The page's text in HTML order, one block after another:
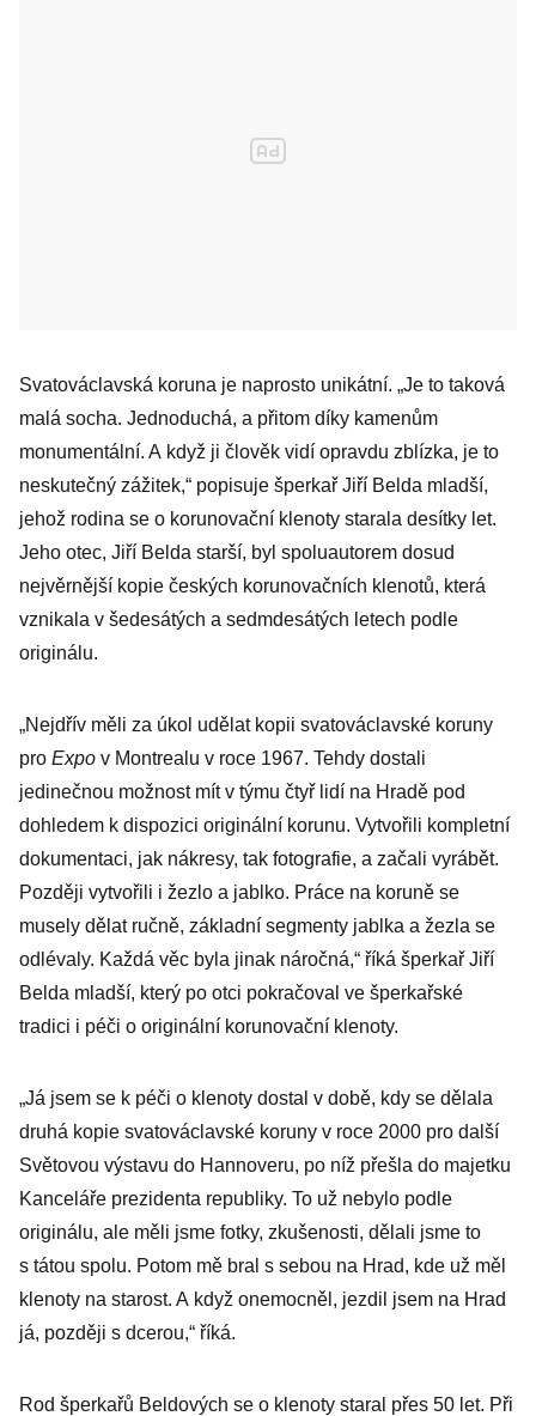
Svatováclavská koruna je naprosto unikátní. „Je to taková
malá socha. Jedno­duchá, a přitom díky kamenům
monumentální. A když ji člověk vidí opravdu zblízka, je to
neskutečný zážitek,“ popisuje šperkař Jiří Belda mladší,
jehož rodina se o korunovační klenoty starala desítky let.
Jeho otec, Jiří Belda starší, byl spoluautorem dosud
nejvěrnější kopie českých korunovačních klenotů, která
vznikala v šedesátých a sedmdesátých letech podle
originálu.
„Nejdřív měli za úkol udělat kopii svatováclavské koruny
pro Expo v Montrealu v roce 1967. Tehdy dostali
jedinečnou možnost mít v týmu čtyř lidí na Hradě pod
dohledem k dispozici originální korunu. Vytvořili kompletní
dokumentaci, jak nákresy, tak fotografie, a začali vyrábět.
Později vytvořili i žezlo a jablko. Práce na koruně se
musely dělat ručně, základní segmenty jablka a žezla se
odlévaly. Každá věc byla jinak náročná,“ říká šperkař Jiří
Belda mladší, který po otci pokračoval ve šperkařské
tradici i péči o originální korunovační klenoty.
„Já jsem se k péči o klenoty dostal v době, kdy se dělala
druhá kopie svatováclavské koruny v roce 2000 pro další
Světovou výstavu do Hannoveru, po níž přešla do majetku
Kanceláře prezidenta republiky. To už nebylo podle
originálu, ale měli jsme fotky, zkušenosti, dělali jsme to
s tátou spolu. Potom mě bral s sebou na Hrad, kde už měl
klenoty na starost. A když onemocněl, jezdil jsem na Hrad
já, později s dcerou,“ říká.
Rod šperkařů Beldových se o klenoty staral přes 50 let. Při